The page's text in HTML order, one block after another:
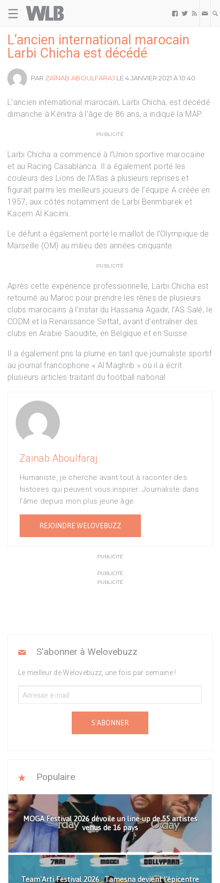
☰   
L’ancien international marocain
Larbi Chicha est décédé
PAR ZAÏNAB ABOULFARAJ LE 4 JANVIER 2021 À 10:40
L’ancien international marocain, Larbi Chicha, est décédé
dimanche à Kénitra à l’âge de 86 ans, a indiqué la MAP.
PUBLICITÉ
Larbi Chicha a commencé à l’Union sportive marocaine
et au Racing Casablanca. Il a également porté les
couleurs des Lions de l’Atlas à plusieurs reprises et
figurait parmi les meilleurs joueurs de l’équipe A créée en
1957, aux côtés notamment de Larbi Benmbarek et
Kacem Al Kacimi.
Le défunt a également porté le maillot de l’Olympique de
Marseille (OM) au milieu des années cinquante.
PUBLICITÉ
Après cette expérience professionnelle, Larbi Chicha est
retourné au Maroc pour prendre les rênes de plusieurs
clubs marocains à l’instar du Hassania Agadir, l’AS Salé, le
CODM et la Renaissance Settat, avant d’entraîner des
clubs en Arabie Saoudite, en Belgique et en Suisse.
Il a également pris la plume en tant que journaliste sportif
au journal francophone « Al Maghrib » où il a écrit
plusieurs articles traitant du football national.
Zaïnab Aboulfaraj
Humaniste, je cherche avant tout à raconter des
histoires qui peuvent vous inspirer. Journaliste dans
l'âme depuis mon plus jeune âge.
REJOINDRE WELOVEBUZZ
PUBLICITÉ
PUBLICITÉ
PUBLICITÉ
S'abonner à Welovebuzz
Le meilleur de Welovebuzz, une fois par semaine !
S'ABONNER
Populaire
MOGA Festival 2026 dévoile un line-up de 55 artistes
venus de 16 pays
Team'Arti Festival 2026 : Tamesna devient l'épicentre